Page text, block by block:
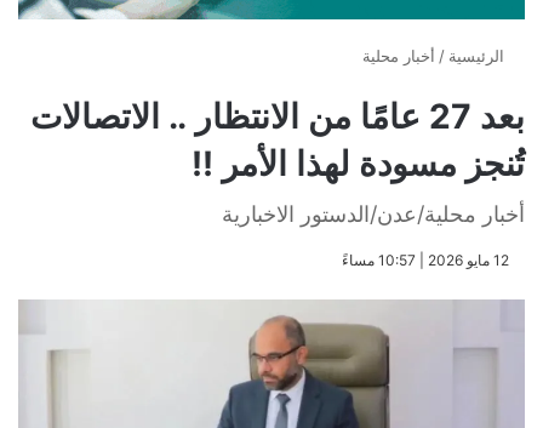
الرئيسية / أخبار محلية
بعد 27 عامًا من الانتظار .. الاتصالات
تُنجز مسودة لهذا الأمر !!
أخبار محلية/عدن/الدستور الاخبارية
​12 مايو 2026 | 10:57 مساءً